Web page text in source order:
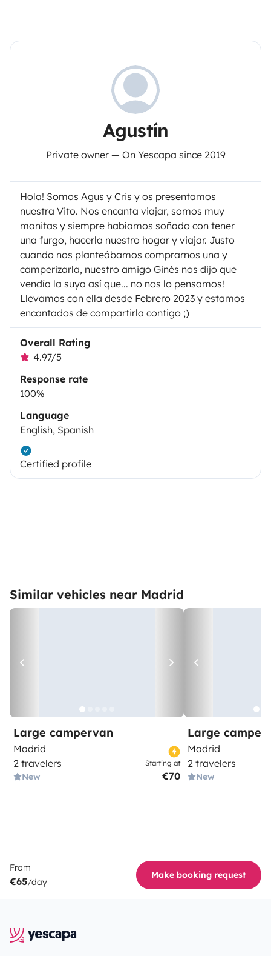
Agustín
Private owner — On Yescapa since 2019
Hola! Somos Agus y Cris y os presentamos
nuestra Vito. Nos encanta viajar, somos muy
manitas y siempre habíamos soñado con tener
una furgo, hacerla nuestro hogar y viajar. Justo
cuando nos planteábamos comprarnos una y
camperizarla, nuestro amigo Ginés nos dijo que
vendía la suya así que... no nos lo pensamos!
Llevamos con ella desde Febrero 2023 y estamos
encantados de compartirla contigo ;)
Overall Rating
4.97/5
Response rate
100%
Language
English, Spanish
Certified profile
Similar vehicles near Madrid
Large campervan
Madrid
2 travelers
New
Starting at
€70
Large
Madrid
2 travelers
New
From
€65/day
Make booking request